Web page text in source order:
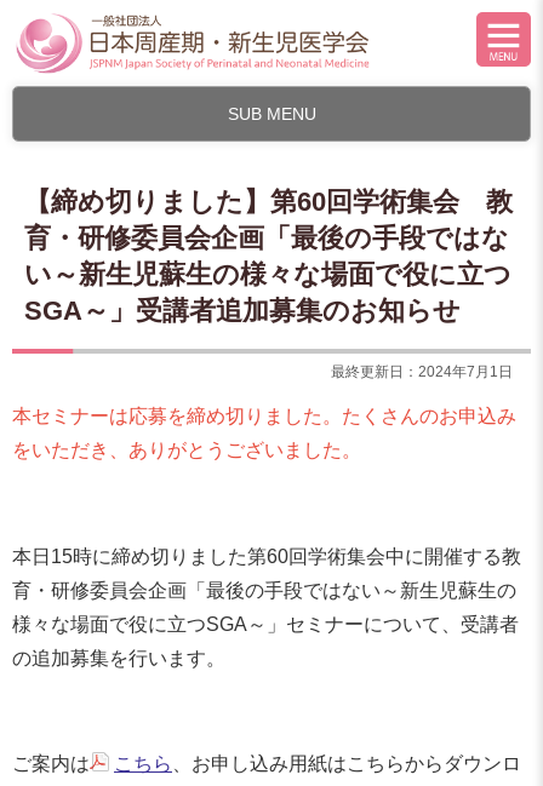
SUB MENU
【締め切りました】第60回学術集会 教
育・研修委員会企画「最後の手段ではな
い～新生児蘇生の様々な場面で役に立つ
SGA～」受講者追加募集のお知らせ
最終更新日：2024年7月1日
本セミナーは応募を締め切りました。たくさんのお申込み
をいただき、ありがとうございました。
本日15時に締め切りました第60回学術集会中に開催する教
育・研修委員会企画「最後の手段ではない～新生児蘇生の
様々な場面で役に立つSGA～」セミナーについて、受講者
の追加募集を行います。
ご案内は こちら
、お申し込み用紙はこちらからダウンロ